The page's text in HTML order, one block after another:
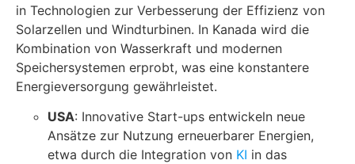
in Technologien zur Verbesserung der Effizienz von
Solarzellen und Windturbinen. In Kanada wird die
Kombination von Wasserkraft und modernen
Speichersystemen erprobt, was eine konstantere
Energieversorgung gewährleistet.
USA: Innovative Start-ups entwickeln neue
Ansätze zur Nutzung erneuerbarer Energien,
etwa durch die Integration von KI in das